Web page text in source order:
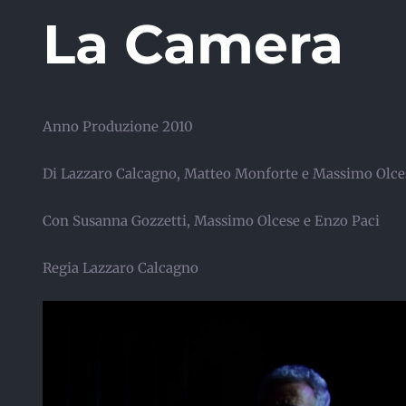
La Camera
Anno Produzione 2010
Di Lazzaro Calcagno, Matteo Monforte e Massimo
Con Susanna Gozzetti, Massimo Olcese e Enzo Paci
Regia Lazzaro Calcagno